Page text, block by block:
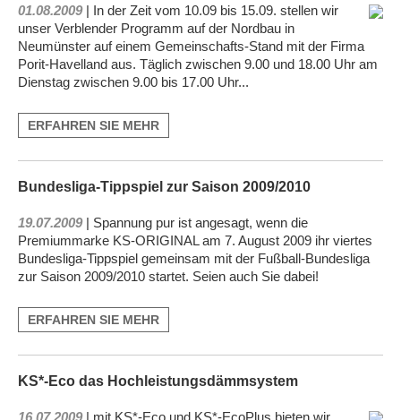
01.08.2009| In der Zeit vom 10.09 bis 15.09. stellen wir
unser Verblender Programm auf der Nordbau in
Neumünster auf einem Gemeinschafts-Stand mit der Firma
Porit-Havelland aus. Täglich zwischen 9.00 und 18.00 Uhr am
Dienstag zwischen 9.00 bis 17.00 Uhr...
ERFAHREN SIE MEHR
Bundesliga-Tippspiel zur Saison 2009/2010
19.07.2009| Spannung pur ist angesagt, wenn die
Premiummarke KS-ORIGINAL am 7. August 2009 ihr viertes
Bundesliga-Tippspiel gemeinsam mit der Fußball-Bundesliga
zur Saison 2009/2010 startet. Seien auch Sie dabei!
ERFAHREN SIE MEHR
KS*-Eco das Hochleistungsdämmsystem